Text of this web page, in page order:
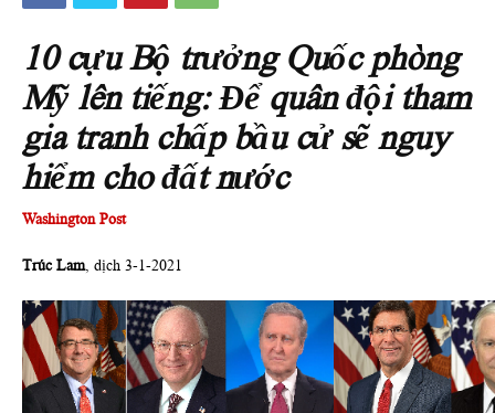
10 cựu Bộ trưởng Quốc phòng
Mỹ lên tiếng: Để quân đội tham
gia tranh chấp bầu cử sẽ nguy
hiểm cho đất nước
Washington Post
Trúc Lam, dịch 3-1-2021